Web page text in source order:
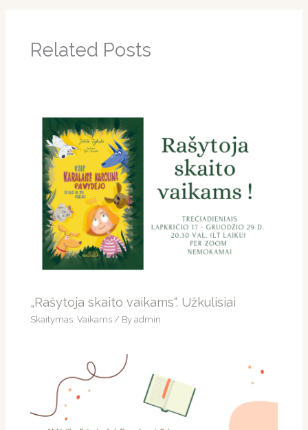
Related Posts
„Rašytoja skaito vaikams“. Užkulisiai
Skaitymas ,Vaikams / Byadmin